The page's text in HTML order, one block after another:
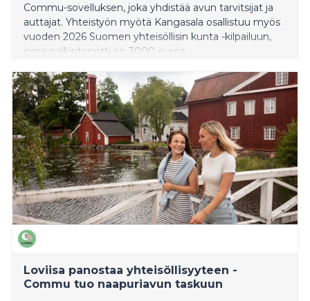
Commu-sovelluksen, joka yhdistää avun tarvitsijat ja
auttajat. Yhteistyön myötä Kangasala osallistuu myös
vuoden 2026 Suomen yhteisöllisin kunta -kilpailuun,
jossa palkintopotti on 3000 euroa.
Loviisa panostaa yhteisöllisyyteen -
Commu tuo naapuriavun taskuun